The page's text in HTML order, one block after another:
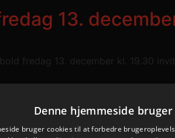
13.
fredag 13. december kl. 19.30
Denne hjemmeside
bruger cookies til at forbedre